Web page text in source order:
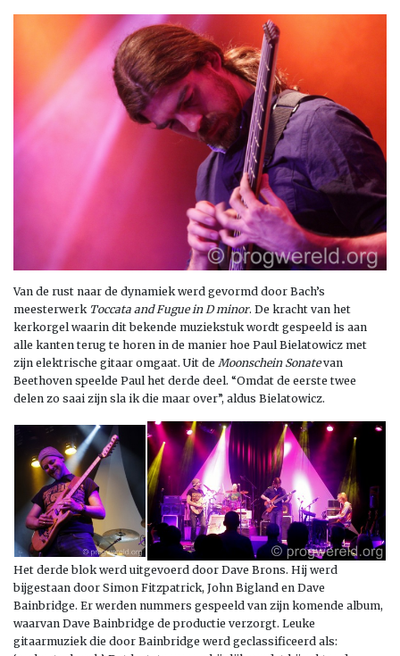
Van de rust naar de dynamiek werd gevormd door Bach’s
meesterwerk Toccata and Fugue in D minor. De kracht van het
kerkorgel waarin dit bekende muziekstuk wordt gespeeld is aan
alle kanten terug te horen in de manier hoe Paul Bielatowicz met
zijn elektrische gitaar omgaat. Uit de Moonschein Sonatevan
Beethoven speelde Paul het derde deel. “Omdat de eerste twee
delen zo saai zijn sla ik die maar over”, aldus Bielatowicz.
Het derde blok werd uitgevoerd door Dave Brons. Hij werd
bijgestaan door Simon Fitzpatrick, John Bigland en Dave
Bainbridge. Er werden nummers gespeeld van zijn komende album,
waarvan Dave Bainbridge de productie verzorgt. Leuke
gitaarmuziek die door Bainbridge werd geclassificeerd als: